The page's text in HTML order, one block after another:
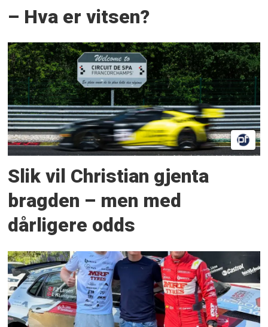
– Hva er vitsen?
Slik vil Christian gjenta
bragden – men med
dårligere odds